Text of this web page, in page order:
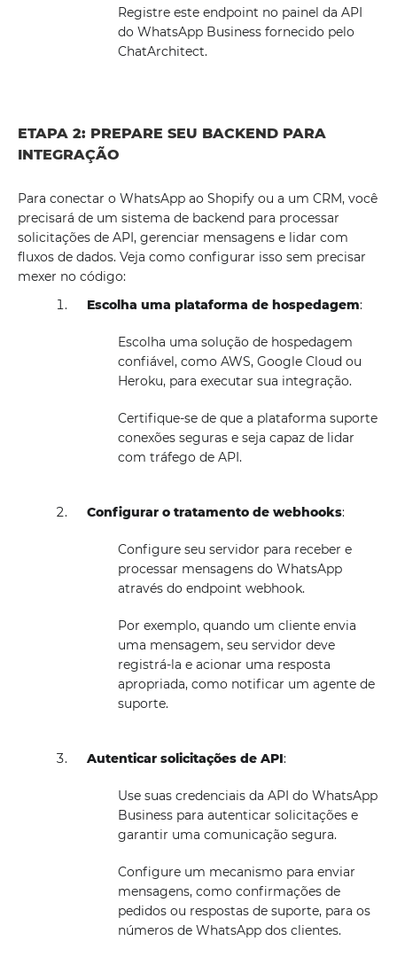
Registre este endpoint no painel da API
do WhatsApp Business fornecido pelo
ChatArchitect.
ETAPA 2: PREPARE SEU BACKEND PARA
INTEGRAÇÃO
Para conectar o WhatsApp ao Shopify ou a um CRM, você
precisará de um sistema de backend para processar
solicitações de API, gerenciar mensagens e lidar com
fluxos de dados. Veja como configurar isso sem precisar
mexer no código:
Escolha uma plataforma de hospedagem:
Escolha uma solução de hospedagem
confiável, como AWS, Google Cloud ou
Heroku, para executar sua integração.
Certifique-se de que a plataforma suporte
conexões seguras e seja capaz de lidar
com tráfego de API.
Configurar o tratamento de webhooks:
Configure seu servidor para receber e
processar mensagens do WhatsApp
através do endpoint webhook.
Por exemplo, quando um cliente envia
uma mensagem, seu servidor deve
registrá-la e acionar uma resposta
apropriada, como notificar um agente de
suporte.
Autenticar solicitações de API:
Use suas credenciais da API do WhatsApp
Business para autenticar solicitações e
garantir uma comunicação segura.
Configure um mecanismo para enviar
mensagens, como confirmações de
pedidos ou respostas de suporte, para os
números de WhatsApp dos clientes.